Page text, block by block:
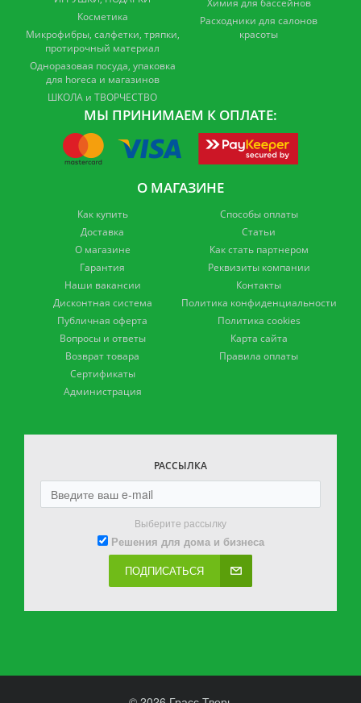
Косметика
Микрофибры, салфетки, тряпки,
протирочный материал
Одноразовая посуда, упаковка
для horeca и магазинов
ШКОЛА и ТВОРЧЕСТВО
Химия для бассейнов
Расходники для салонов
красоты
МЫ ПРИНИМАЕМ К ОПЛАТЕ:
О МАГАЗИНЕ
Как купить
Доставка
О магазине
Гарантия
Наши вакансии
Дисконтная система
Публичная оферта
Вопросы и ответы
Возврат товара
Сертификаты
Администрация
Способы оплаты
Статьи
Как стать партнером
Реквизиты компании
Контакты
Политика конфиденциальности
Политика cookies
Карта сайта
Правила оплаты
РАССЫЛКА
Выберите рассылку
Решения для дома и бизнеса
ПОДПИСАТЬСЯ